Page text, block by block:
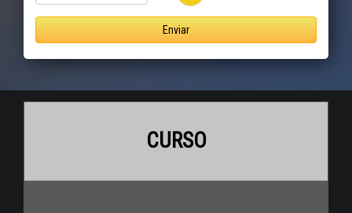
Enviar
CURSO